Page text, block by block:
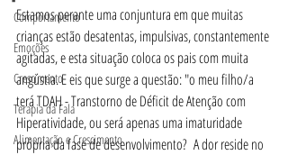
Comportamento
Emoções
Crescimento
Terapia da Fala
Alimentação e Crescimento
Estamos perante uma conjuntura em que muitas
crianças estão desatentas, impulsivas, constantemente
agitadas, e esta situação coloca os pais com muita
angústia. E eis que surge a questão: "o meu filho/a
terá TDAH - Transtorno de Déficit de Atenção com
Hiperatividade, ou será apenas uma imaturidade
própria da fase de desenvolvimento?  A dor reside no